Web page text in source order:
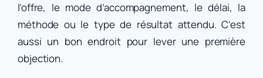
l’offre, le mode d’accompagnement, le délai, la
méthode ou le type de résultat attendu. C’est
aussi un bon endroit pour lever une première
objection.